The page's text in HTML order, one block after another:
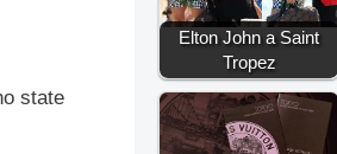
state
Elton John a Saint
Tropez